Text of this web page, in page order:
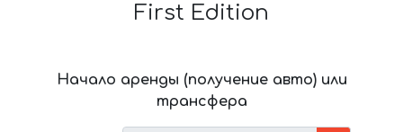
First Edition
Начало аренды (получение авто) или
трансфера